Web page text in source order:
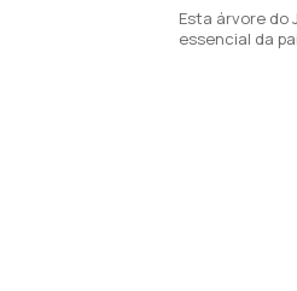
Esta árvore do
essencial da